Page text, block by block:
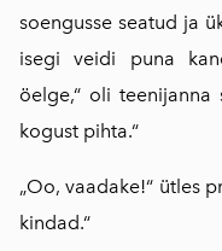
soengusse seatud ja
isegi veidi puna
öelge,“ oli teenijanna
kogust pihta.“
„Oo, vaadake!“ ütles
kindad.“